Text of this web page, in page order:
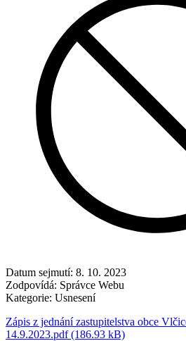
Datum sejmutí: 8. 10. 2023
Zodpovídá: Správce Webu
Kategorie: Usnesení
Zápis z jednání zastupitelstva obce
14.9.2023.pdf (186.93 kB)